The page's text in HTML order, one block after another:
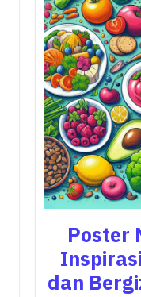
Poster
dan